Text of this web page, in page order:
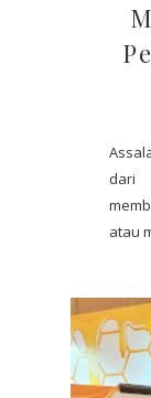
dari
atau